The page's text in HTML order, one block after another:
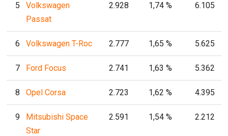
5
Volkswagen
Passat
2.928 1,74 % 6.105
6 Volkswagen T-Roc 2.777 1,65 % 5.625
7 Ford Focus 2.741 1,63 % 5.362
8 Opel Corsa 2.723 1,62 % 4.395
9
Mitsubishi Space
Star
2.591 1,54 % 2.212